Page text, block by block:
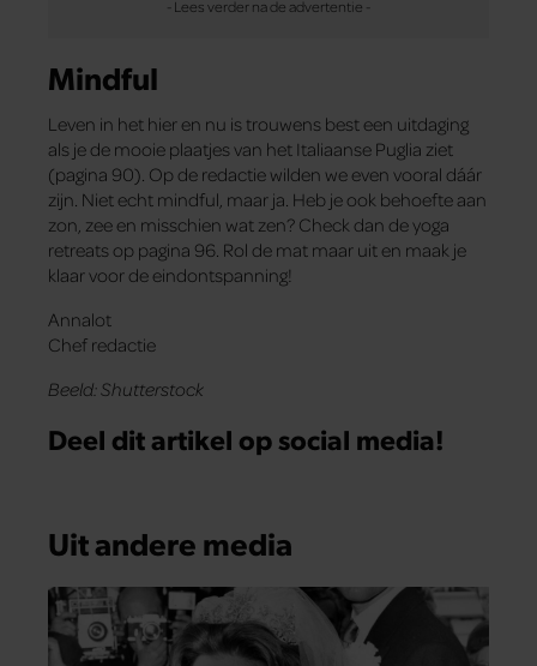
Mindful
Leven in het hier en nu is trouwens best een uitdaging
als je de mooie plaatjes van het Italiaanse Puglia ziet
(pagina 90). Op de redactie wilden we even vooral dáár
zijn. Niet echt mindful, maar ja. Heb je ook behoefte aan
zon, zee en misschien wat zen? Check dan de yoga
retreats op pagina 96. Rol de mat maar uit en maak je
klaar voor de eindontspanning!
Annalot
Chef redactie
Beeld: Shutterstock
Deel dit artikel op social media!
Uit andere media